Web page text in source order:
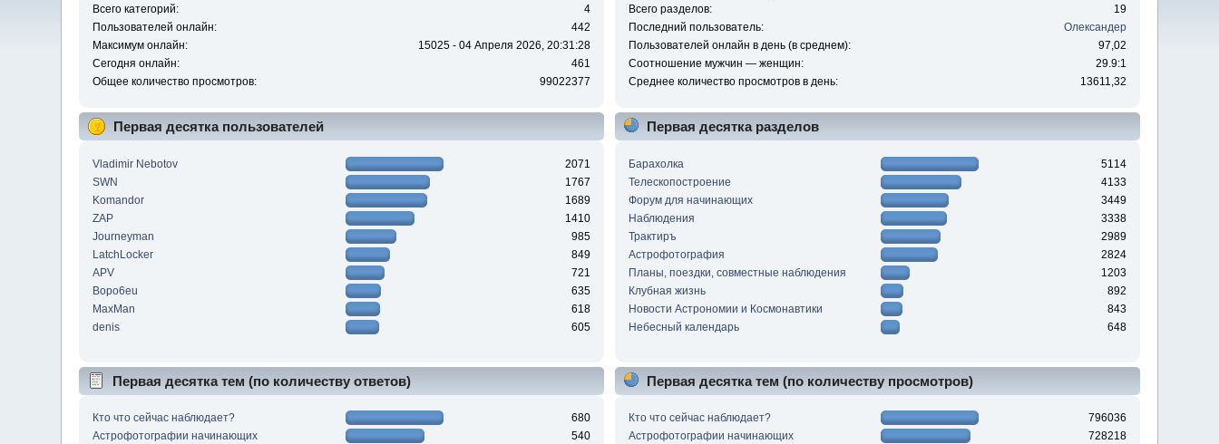
Всего категорий:
4
Пользователей онлайн:
442
Максимум онлайн:
15025 - 04 Апреля 2026, 20:31:28
Сегодня онлайн:
461
Общее количество просмотров:
99022377
Всего разделов:
19
Последний пользователь:
Олександер
Пользователей онлайн в день (в среднем):
97,02
Соотношение мужчин — женщин:
29.9:1
Среднее количество просмотров в день:
13611,32
Первая десятка пользователей
Vladimir Nebotov
2071
SWN
1767
Komandor
1689
ZAP
1410
Journeyman
985
LatchLocker
849
APV
721
Bopo6eu
635
MaxMan
618
denis
605
Первая десятка разделов
Барахолка
5114
Телескопостроение
4133
Форум для начинающих
3449
Наблюдения
3338
Трактиръ
2989
Астрофотография
2824
Планы, поездки, совместные наблюдения
1203
Клубная жизнь
892
Новости Астрономии и Космонавтики
843
Небесный календарь
648
Первая десятка тем (по количеству ответов)
Кто что сейчас наблюдает?
680
Астрофотографии начинающих
540
Первая десятка тем (по количеству просмотров)
Кто что сейчас наблюдает?
796036
Астрофотографии начинающих
728218